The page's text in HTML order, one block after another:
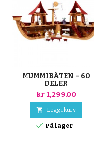
MUMMIBÅTEN – 60
DELER
kr 1,299.00
 Legg i kurv
 På lager